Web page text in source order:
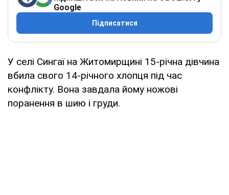
Google
Підписатися
У селі Сингаї на Житомирщині 15-річна дівчина
вбила свого 14-річного хлопця під час
конфлікту. Вона завдала йому ножові
поранення в шию і груди.